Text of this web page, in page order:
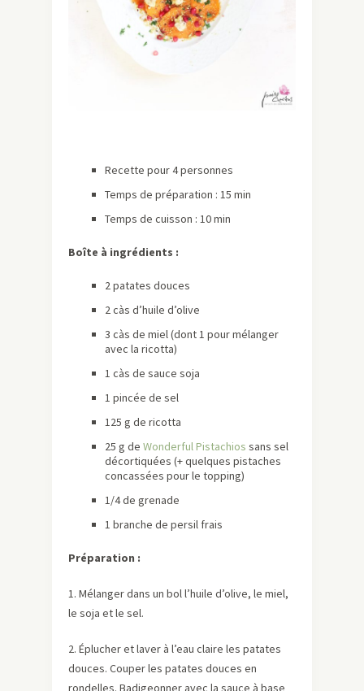
Recette pour 4 personnes
Temps de préparation : 15 min
Temps de cuisson : 10 min
Boîte à ingrédients :
2 patates douces
2 càs d’huile d’olive
3 càs de miel (dont 1 pour mélanger
avec la ricotta)
1 càs de sauce soja
1 pincée de sel
125 g de ricotta
25 g de Wonderful Pistachios sans sel
décortiquées (+ quelques pistaches
concassées pour le topping)
1/4 de grenade
1 branche de persil frais
Préparation :
1. Mélanger dans un bol l’huile d’olive, le miel,
le soja et le sel.
2. Éplucher et laver à l’eau claire les patates
douces. Couper les patates douces en
rondelles. Badigeonner avec la sauce à base